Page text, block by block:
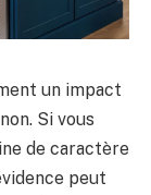
un impact
Si vous
de caractère
peut